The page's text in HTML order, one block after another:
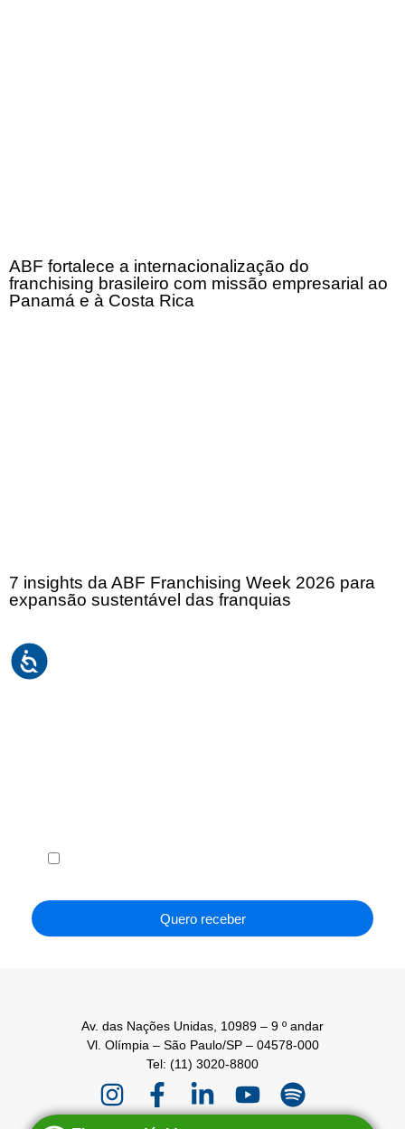
ABF fortalece a internacionalização do
franchising brasileiro com missão empresarial ao
Panamá e à Costa Rica
7 insights da ABF Franchising Week 2026 para
expansão sustentável das franquias
Quero receber
Av. das Nações Unidas, 10989 – 9 º andar
Vl. Olímpia – São Paulo/SP – 04578-000
Tel: (11) 3020-8800